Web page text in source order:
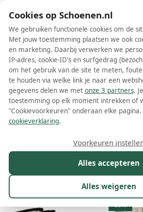
Schoenen.nl
Wis
Gouden dames
Meer lezen
Kleur 1 Prijs
54 resultaten:
30%
Cookies op Schoenen.nl
We gebruiken functionele cookies om de
Met jouw toestemming plaatsen we ook
en marketing. Daarbij verwerken we
IP-adres, cookie-ID's en surfgedrag
om het gebruik van de site te meten,
te houden via welke link je naar een
gegevens delen we met onze 3 partners.
toestemming op elk moment intrekken of
"Cookievoorkeuren" onderaan elke pagina.
cookieverklaring.
Alles accepteren
Alles weigeren
Voorkeuren